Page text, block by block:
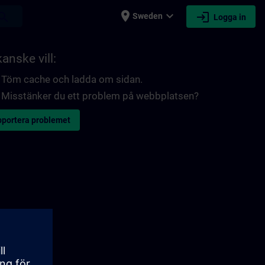
place Sweden expand_more login Logga in
vill:
Töm cache och ladda om sidan.
Misstänker du ett problem på webbplatsen?
problemet